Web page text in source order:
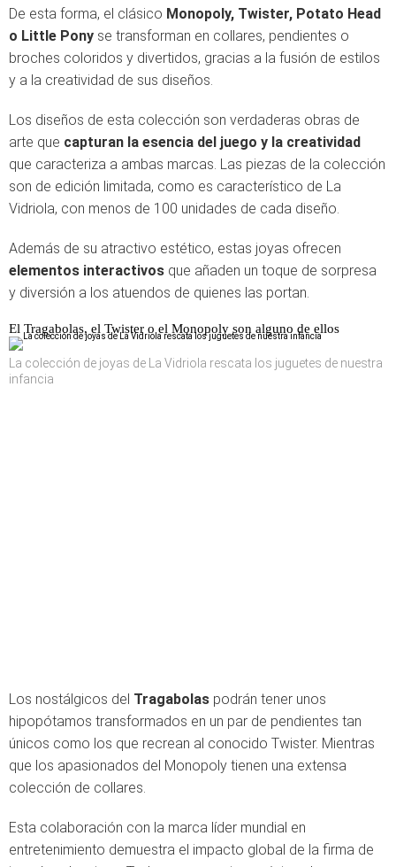
De esta forma, el clásico Monopoly, Twister, Potato Head
o Little Pony se transforman en collares, pendientes o
broches coloridos y divertidos, gracias a la fusión de estilos
y a la creatividad de sus diseños.
Los diseños de esta colección son verdaderas obras de
arte que capturan la esencia del juego y la creatividad
que caracteriza a ambas marcas. Las piezas de la colección
son de edición limitada, como es característico de La
Vidriola, con menos de 100 unidades de cada diseño.
Además de su atractivo estético, estas joyas ofrecen
elementos interactivos que añaden un toque de sorpresa
y diversión a los atuendos de quienes las portan.
El Tragabolas, el Twister o el Monopoly son alguno de ellos
La colección de joyas de La Vidriola rescata los juguetes de nuestra
infancia
Los nostálgicos del Tragabolas podrán tener unos
hipopótamos transformados en un par de pendientes tan
únicos como los que recrean al conocido Twister. Mientras
que los apasionados del Monopoly tienen una extensa
colección de collares.
Esta colaboración con la marca líder mundial en
entretenimiento demuestra el impacto global de la firma de